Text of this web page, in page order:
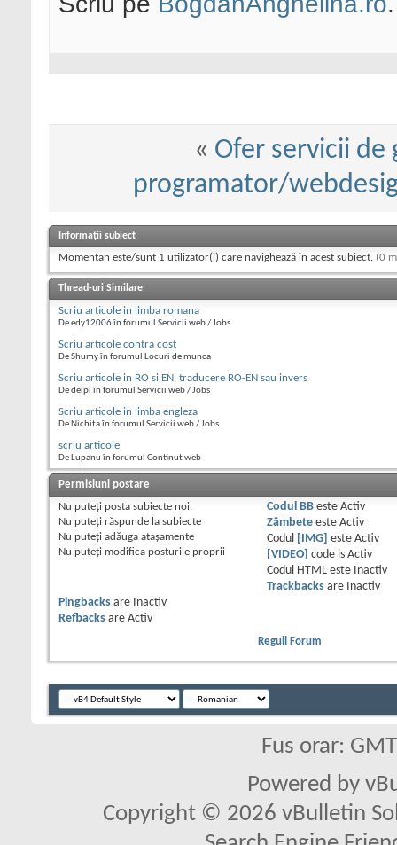
« Ofer servicii de
programator/
Informații subiect
Momentan este/sunt 1 utilizator(i) care navighează în acest subiect. (0
Thread-uri Similare
Scriu articole in limba romana
De edy12006 în forumul Servicii web / Jobs
Scriu articole contra cost
De Shumy în forumul Locuri de munca
Scriu articole in RO si EN, traducere RO-EN sau invers
De delpi în forumul Servicii web / Jobs
Scriu articole in limba engleza
De Nichita în forumul Servicii web / Jobs
scriu articole
De Lupanu în forumul Continut web
Permisiuni postare
Nu puteţi posta subiecte noi.
Nu puteţi răspunde la subiecte
Nu puteţi adăuga ataşamente
Nu puteţi modifica posturile proprii
Codul BBeste Activ
Zâmbeteeste Activ
Codul
[IMG] este Activ
[VIDEO]
code is Activ
Codul HTML este
Inactiv
Trackbacksare
Inactiv
Pingbacks are
Inactiv
Refbacks are Activ
Reguli Forum
Fus orar:
Powered by
Copyright © 2026 vBulletin